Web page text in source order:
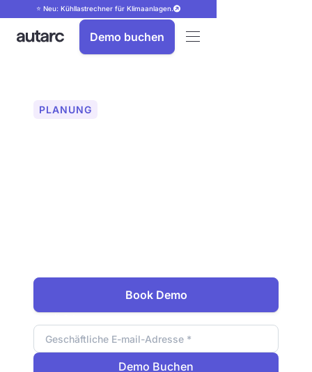
⭐ Neu: Kühllastrechner für Klimaanlagen.
Demo buchen
PLANUNG
Book Demo